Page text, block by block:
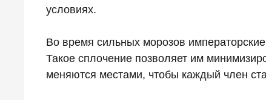
условиях.
Во время сильных морозов
Такое сплочение позволяет им
меняются местами, чтобы каждый член